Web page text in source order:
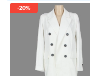
-20%